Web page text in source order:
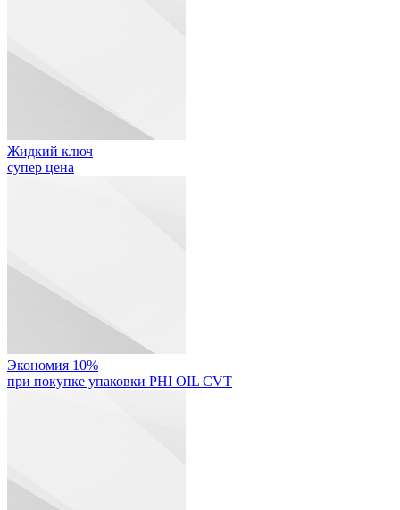
Жидкий ключ
супер цена
Экономия 10%
при покупке упаковки PHI OIL CVT